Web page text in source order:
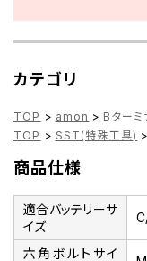
カテゴリ
TOP > amon > Bター
TOP > SST(特殊工具) >
商品仕様
適合バッテリーサ
イズ
六角ボルトサイ